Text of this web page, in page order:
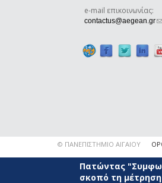
e-mail επικοινωνίας:
contactus@aegean.gr
© ΠΑΝΕΠΙΣΤΗΜΙΟ ΑΙΓΑΙΟΥ
Πατώντας
σκοπό τη